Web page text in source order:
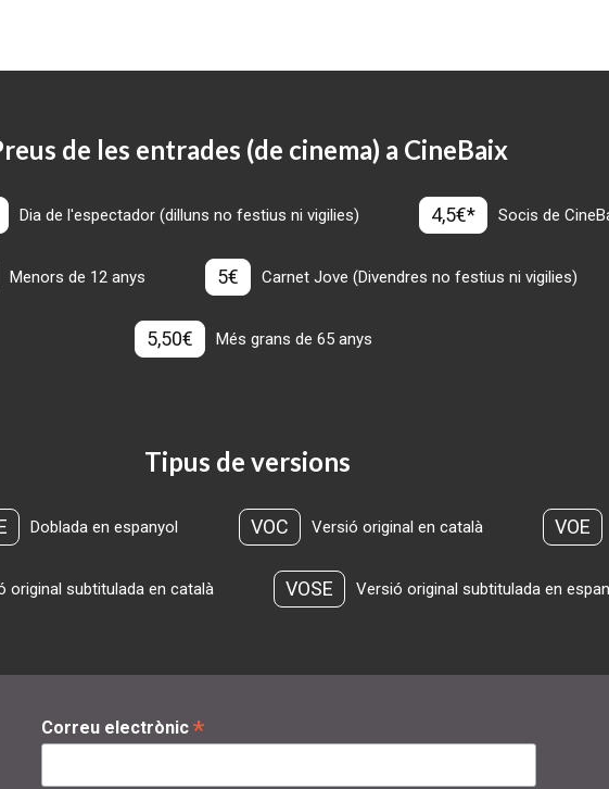
de les entrades (de cinema) a CineBaix
Dia de l'espectador (dilluns no festius ni vigilies) 4,5€* Socis de
Menors de 12 anys 5€ Carnet Jove (Divendres no festius ni vigilies)
5,50€ Més grans de 65 anys
Tipus de versions
Doblada en espanyol VOC Versió original en català VOE
original subtitulada en català VOSE Versió original subtitulada en
Correu electrònic *